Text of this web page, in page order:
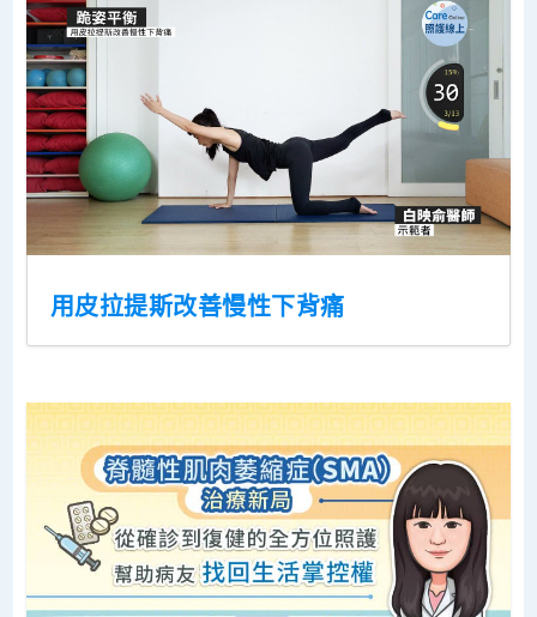
用皮拉提斯改善慢性下背痛